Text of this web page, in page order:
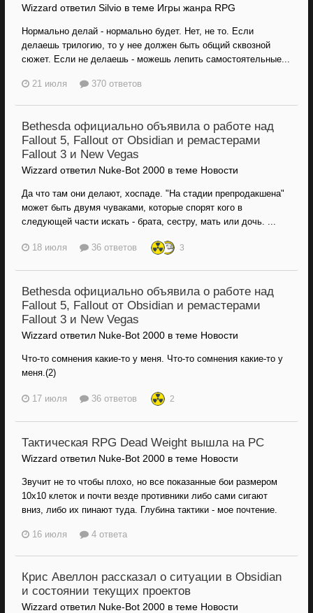
Wizzard ответил Silvio в теме Игры жанра RPG
Нормально делай - нормально будет. Нет, не то. Если
делаешь трилогию, то у нее должен быть общий сквозной
сюжет. Если не делаешь - можешь лепить самостоятельные...
21 июля 370 ответов
Bethesda официально объявила о работе над
Fallout 5, Fallout от Obsidian и ремастерами
Fallout 3 и New Vegas
Wizzard ответил Nuke-Bot 2000 в теме Новости
Да что там они делают, хоспаде. "На стадии препродакшена"
может быть двумя чуваками, которые спорят кого в
следующей части искать - брата, сестру, мать или дочь. ...
18 июля 36 ответов 3
Bethesda официально объявила о работе над
Fallout 5, Fallout от Obsidian и ремастерами
Fallout 3 и New Vegas
Wizzard ответил Nuke-Bot 2000 в теме Новости
Что-то сомнения какие-то у меня. Что-то сомнения какие-то у
меня.(2)
17 июля 36 ответов 2
Тактическая RPG Dead Weight вышла на PC
Wizzard ответил Nuke-Bot 2000 в теме Новости
Звучит не то чтобы плохо, но все показанные бои размером
10х10 клеток и почти везде противники либо сами сигают
вниз, либо их пинают туда. Глубина тактики - мое почтение.
16 июля 4 ответа
Крис Авеллон рассказал о ситуации в Obsidian
и состоянии текущих проектов
Wizzard ответил Nuke-Bot 2000 в теме Новости